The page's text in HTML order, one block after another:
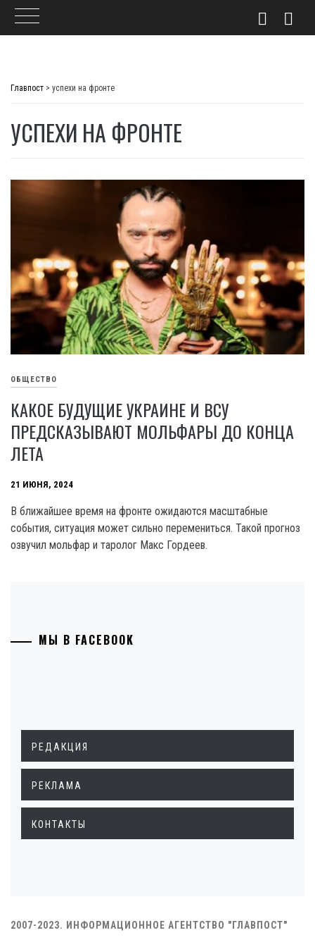
Главпост > успехи на фронте
УСПЕХИ НА ФРОНТЕ
ОБЩЕСТВО
КАКОЕ БУДУЩИЕ УКРАИНЕ И ВСУ
ПРЕДСКАЗЫВАЮТ МОЛЬФАРЫ ДО КОНЦА
ЛЕТА
21 ИЮНЯ, 2024
В ближайшее время на фронте ожидаются масштабные
события, ситуация может сильно перемениться. Такой прогноз
озвучил мольфар и таролог Макс Гордеев.
МЫ В FACEBOOK
РЕДАКЦИЯ
РЕКЛАМА
КОНТАКТЫ
2007-2023. ИНФОРМАЦИОННОЕ АГЕНТСТВО "ГЛАВПОСТ"